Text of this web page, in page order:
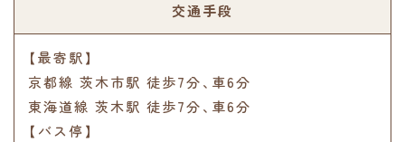
交通手段
【最寄駅】
京都線 茨木市駅 徒歩7分､車6分
東海道線 茨木駅 徒歩7分､車6分
【バス停】